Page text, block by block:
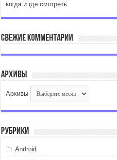
когда и где смотреть
Свежие комментарии
Архивы
Архивы
Рубрики
Android